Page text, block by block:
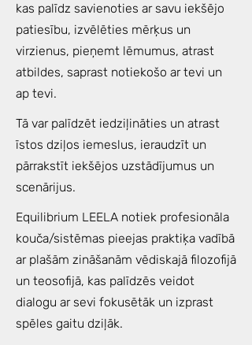
kas palīdz savienoties ar savu iekšējo
patiesību, izvēlēties mērķus un
virzienus, pieņemt lēmumus, atrast
atbildes, saprast notiekošo ar tevi un
ap tevi.
Tā var palīdzēt iedziļināties un atrast
īstos dziļos iemeslus, ieraudzīt un
pārrakstīt iekšējos uzstādījumus un
scenārijus.
Equilibrium LEELA notiek profesionāla
kouča/sistēmas pieejas praktiķa vadībā
ar plašām zināšanām vēdiskajā filozofijā
un teosofijā, kas palīdzēs veidot
dialogu ar sevi fokusētāk un izprast
spēles gaitu dziļāk.